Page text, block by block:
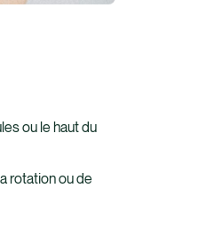
ou le haut du
rotation ou de